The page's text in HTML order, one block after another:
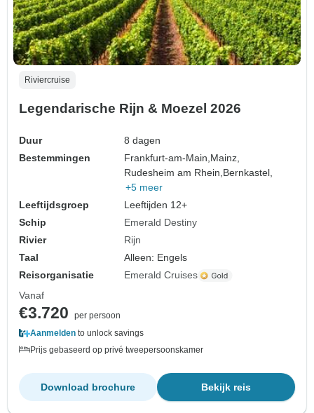
Riviercruise
Legendarische Rijn & Moezel 2026
Duur
8 dagen
Bestemmingen
Frankfurt-am-Main, Mainz,
Rudesheim am Rhein, Bernkastel,
+5 meer
Leeftijdsgroep
Leeftijden 12+
Schip
Emerald Destiny
Rivier
Rijn
Taal
Alleen: Engels
Reisorganisatie
Emerald Cruises
Vanaf
€3.720
per persoon
Aanmelden to unlock savings
Prijs gebaseerd op privé tweepersoonskamer
Bekijk reis
Download brochure